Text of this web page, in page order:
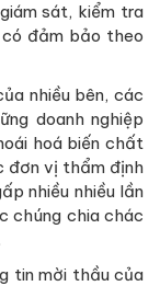
sát, kiểm tra
đảm bảo theo
nhiều bên, các
doanh nghiệp
hoá biến chất
đơn vị thẩm định
nhiều nhiều lần
chúng chia chác
tin mời thầu của